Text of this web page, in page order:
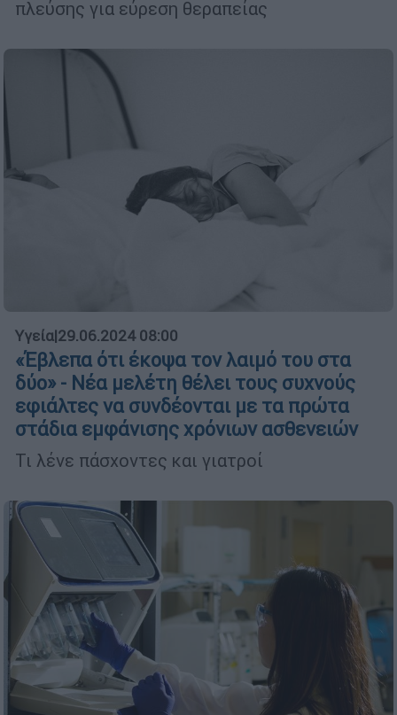
πλεύσης για εύρεση θεραπείας
Υγεία|29.06.2024 08:00
«Έβλεπα ότι έκοψα τον λαιμό του στα
δύο» - Νέα μελέτη θέλει τους συχνούς
εφιάλτες να συνδέονται με τα πρώτα
στάδια εμφάνισης χρόνιων ασθενειών
Τι λένε πάσχοντες και γιατροί